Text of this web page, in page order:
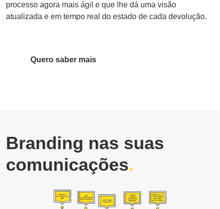
processo agora mais ágil e que lhe dá uma visão
atualizada e em tempo real do estado de cada devolução.
Quero saber mais
Branding nas suas
comunicações